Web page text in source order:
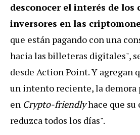
desconocer el interés de los
inversores en las
que están pagando con una
hacia las billeteras digitales",
desde Action Point. Y agregan
un intento reciente, la demora
en Crypto-friendlyhace que su
reduzca todos los días".